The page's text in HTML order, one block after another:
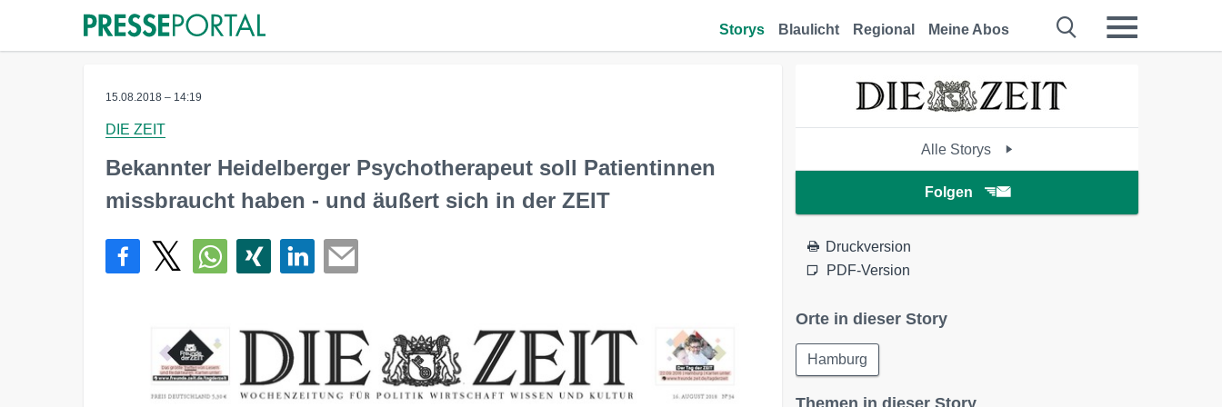
Storys Blaulicht Regional Meine Abos
15.08.2018 – 14:19
DIE ZEIT
Bekannter Heidelberger Psychotherapeut soll Patientinnen
missbraucht haben - und äußert sich in der ZEIT
Alle Storys
Folgen
Druckversion
PDF-Version
Orte in dieser Story
Hamburg
Themen in dieser Story